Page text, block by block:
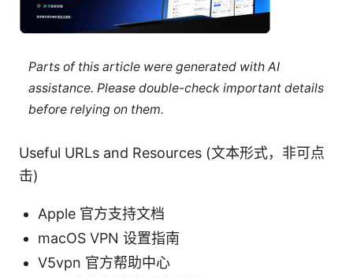
Parts of this article were generated with AI
assistance. Please double-check important details
before relying on them.
Useful URLs and Resources (文本形式，非可点
击)
Apple 官方支持文档
macOS VPN 设置指南
V5vpn 官方帮助中心